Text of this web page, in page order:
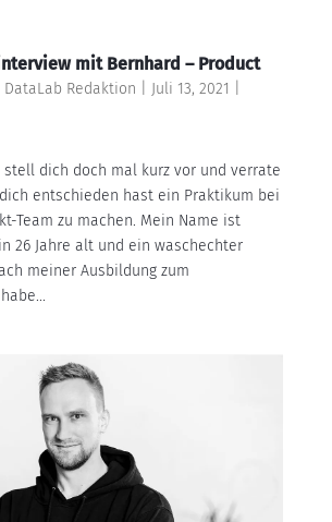
mit Bernhard – Product
Redaktion Juli 13, 2021
stell dich doch mal kurz vor und verrate
entschieden hast ein Praktikum bei
Team zu machen. Mein Name ist
26 Jahre alt und ein waschechter
meiner Ausbildung zum